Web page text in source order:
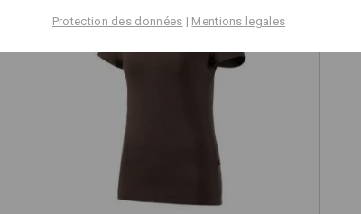
e.s. T-shirt cotton stretch, femmes
Protection des données | Mentions legales